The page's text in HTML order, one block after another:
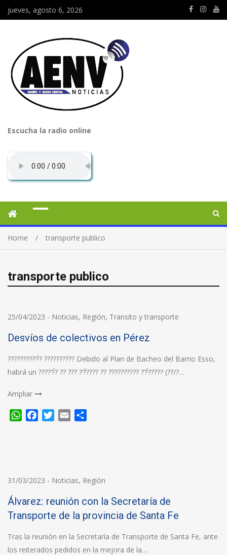
jueves, agosto 6, 2026
Escucha la radio online
Home transporte publico
transporte publico
25/04/2023 - Noticias, Región, Transito y transporte
Desvíos de colectivos en Pérez
??????????́? ?????????? Debido al Plan de Bacheo del Barrio Esso,
habrá un ?????́? ?? ??? ??́???? ?? ?????????? ??́????? (??/?…
Ampliar
WhatsApp
FacebookTwitter
Email
31/03/2023 - Noticias, Región
Álvarez: reunión con la Secretaría de
Transporte de la provincia de Santa Fe
Tras la reunión en la Secretaría de Transporte de Santa Fe, ante
los reiterados pedidos en la mejora de la…